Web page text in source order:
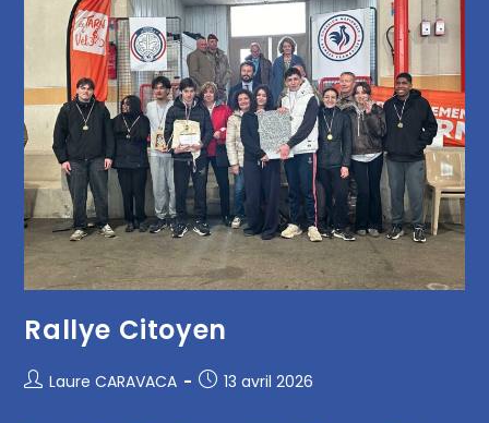
Rallye Citoyen
Laure CARAVACA 13 avril 2026